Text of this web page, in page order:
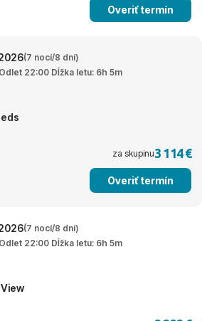
Overiť termín
(7 nocí/8 dní)
Odlet 22:00 Dĺžka letu: 6h 5m
za skupinu3 114 €
Overiť termín
(7 nocí/8 dní)
Odlet 22:00 Dĺžka letu: 6h 5m